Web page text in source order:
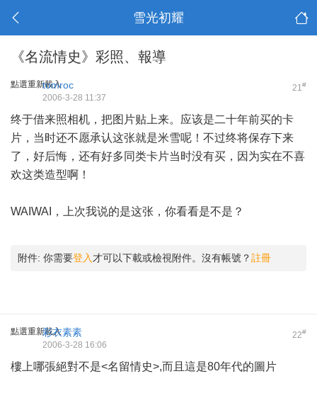
雪光初耀
《名流情史》彩照、報導
點選重新載入 21#
tomroc
2006-3-28 11:37
终于借来照相机，把图片贴上来。应该是二十年前买的卡
片，当时还不愿承认这张就是米雪呢！不过终将保存下来
了，好后悔，还有好多同类卡片当时没有买，因为实在不喜
欢这类造型啊！
WAIWAI，上次我说的是这张，你看看是不是？
附件: 你需要登入 才可以下載或檢視附件。沒有帳號？註冊
點選重新載入 22#
彩衣素素
2006-3-28 16:06
樓上哪張絕對不是<名留情史>,而且這是80年代的圖片